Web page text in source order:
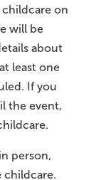
on
will be
about
least one
If you
the event,
person,
childcare.